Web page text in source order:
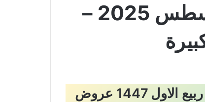
عروض الوفاء هايبر الاسبوعية من تاريخ 27 اغسطس 2025 –
عروض الوفاء هايبر الاسبوعية من تاريخ 27 اغسطس 2025 – الموافق 4 ربيع الاول 1447 عروض